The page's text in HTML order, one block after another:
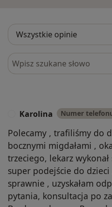
Szukaj w opiniach
Karolina Numer
Polecamy , trafiliśmy do
bocznymi migdałami ,
trzeciego, lekarz
super podejście do
sprawnie , uzyskałam
pytania, konsultacja po